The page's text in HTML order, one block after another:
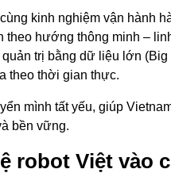
kinh nghiệm vận hành
theo hướng thông minh –
trị bằng dữ liệu lớn
theo thời gian thực.
mình tất yếu, giúp
bền vững.
robot Việt vào